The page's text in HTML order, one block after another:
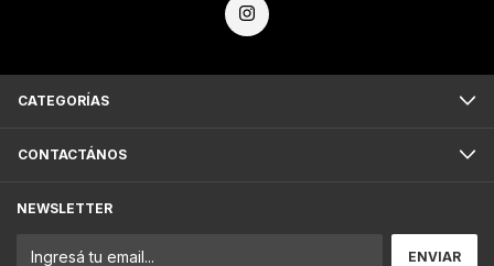
CATEGORÍAS
CONTACTÁNOS
NEWSLETTER